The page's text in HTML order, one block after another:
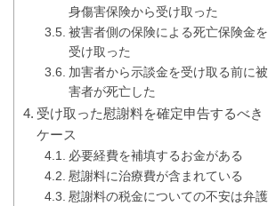
身傷害保険から受け取った
被害者側の保険による死亡保険金を
受け取った
加害者から示談金を受け取る前に被
害者が死亡した
受け取った慰謝料を確定申告するべき
ケース
必要経費を補填するお金がある
慰謝料に治療費が含まれている
慰謝料の税金についての不安は弁護